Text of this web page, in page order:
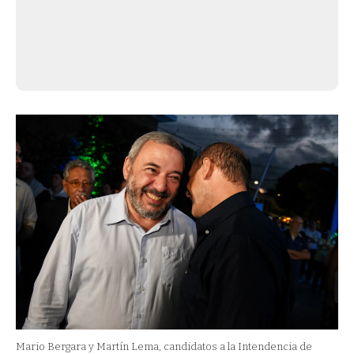
Mario Bergara y Martín Lema, candidatos a la Intendencia de